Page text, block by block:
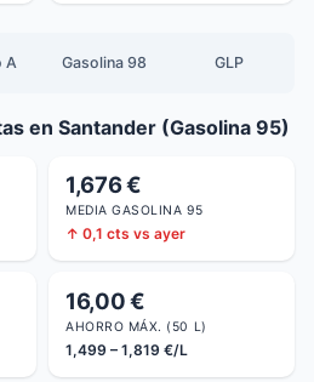
A Gasolina 98 GLP
en Santander (Gasolina 95)
1,676 €
MEDIA GASOLINA 95
↑ 0,1 cts vs ayer
16,00 €
AHORRO MÁX. (50 L)
1,499 – 1,819 €/L